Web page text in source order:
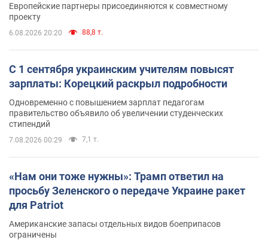
Европейские партнеры присоединяются к совместному
проекту
6.08.2026 20:20 88,8 т.
С 1 сентября украинским учителям повысят
зарплаты: Корецкий раскрыл подробности
Одновременно с повышением зарплат педагогам
правительство объявило об увеличении студенческих
стипендий
7.08.2026 00:29 7,1 т.
«Нам они тоже нужны»: Трамп ответил на
просьбу Зеленского о передаче Украине ракет
для Patriot
Американские запасы отдельных видов боеприпасов
ограничены